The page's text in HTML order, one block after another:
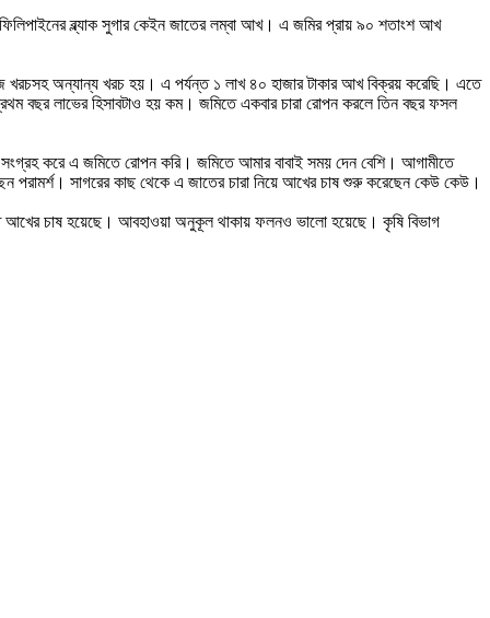
ফিলিপাইনের ব্ল্যাক সুগার কেইন জাতের লম্বা আখ। এ জমির প্রায় ৯০ শতাংশ আখ
খরচসহ অন্যান্য খরচ হয়। এ পর্যন্ত ১ লাখ ৪০ হাজার টাকার আখ বিক্রয় করেছি। এতে
বছর লাভের হিসাবটাও হয় কম। জমিতে একবার চারা রোপন করলে তিন বছর ফসল
সংগ্রহ করে এ জমিতে রোপন করি। জমিতে আমার বাবাই সময় দেন বেশি। আগামীতে
সাগরের কাছ থেকে এ জাতের চারা নিয়ে আখের চাষ শুরু করেছেন কেউ কেউ।
আখের চাষ হয়েছে। আবহাওয়া অনুকূল থাকায় ফলনও ভালো হয়েছে। কৃষি বিভাগ